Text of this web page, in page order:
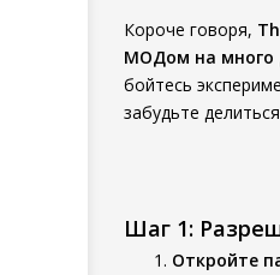
Короче говоря,
МОДом на много
бойтесь
забудьте
Шаг 1:
Откройте